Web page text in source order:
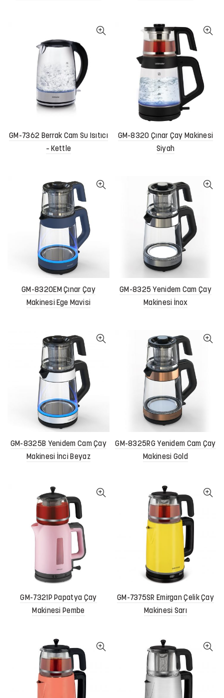
GM-7362 Berrak Cam Su Isıtıcı
– Kettle
GM-8320 Çınar Çay Makinesi
Siyah
GM-8320EM Çınar Çay
Makinesi Ege Mavisi
GM-8325 Yenidem Cam Çay
Makinesi İnox
GM-8325B Yenidem Cam Çay
Makinesi İnci Beyaz
GM-8325RG Yenidem Cam Çay
Makinesi Gold
GM-7321P Papatya Çay
Makinesi Pembe
GM-7375SR Emirgan Çelik Çay
Makinesi Sarı